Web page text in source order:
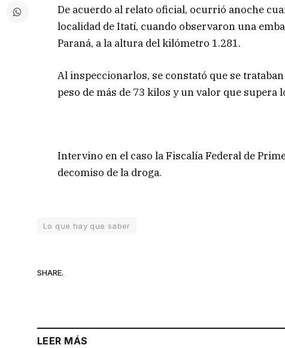
De acuerdo al relato oficial, ocurrió anoche
localidad de Itatí, cuando observaron una
Paraná, a la altura del kilómetro 1.281.
Al inspeccionarlos, se constató que se
peso de más de 73 kilos y un valor que supera
Intervino en el caso la Fiscalía Federal de
decomiso de la droga.
Lo que hay que saber
SHARE.
LEER MÁS